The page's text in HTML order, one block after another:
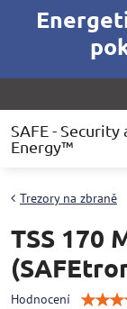
SAFE -
Energy™
Trezory na zbraně
TSS 170
Hodnocení